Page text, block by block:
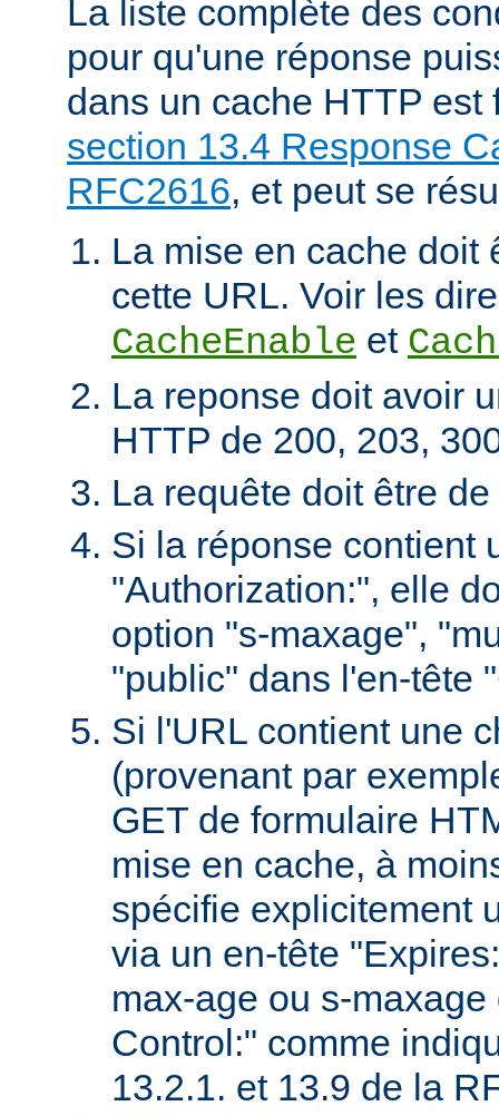
La liste complète des
pour qu'une réponse
dans un cache HTTP est
section 13.4 Response
RFC2616, et peut se
La mise en cache doit
cette URL. Voir les
CacheEnable et
La reponse doit avoir
HTTP de 200, 203,
La requête doit être
Si la réponse contient
"Authorization:", elle
option "s-maxage",
"public" dans l'en-tête
Si l'URL contient une
(provenant par
GET de formulaire
mise en cache, à
spécifie explicitement
via un en-tête
max-age ou s-
Control:" comme
13.2.1. et 13.9 de la